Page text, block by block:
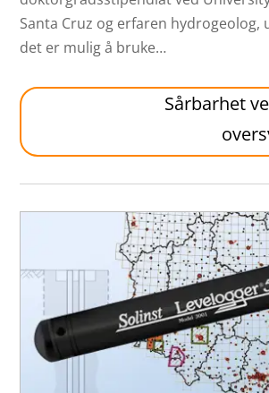
Santa Cruz og erfaren hydrogeolog,
det er mulig å bruke…
Sårbarhet